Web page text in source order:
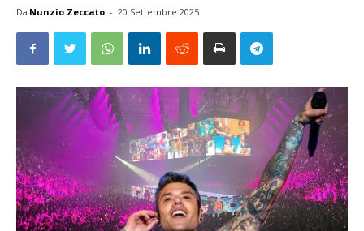
Da Nunzio Zeccato - 20 Settembre 2025